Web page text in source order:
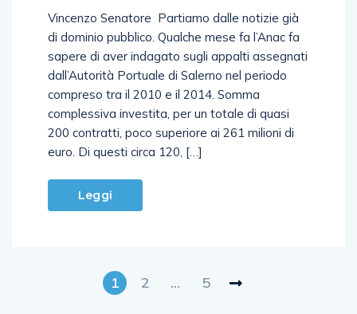
Vincenzo Senatore Partiamo dalle notizie già
di dominio pubblico. Qualche mese fa l’Anac fa
sapere di aver indagato sugli appalti assegnati
dall’Autorità Portuale di Salerno nel periodo
compreso tra il 2010 e il 2014. Somma
complessiva investita, per un totale di quasi
200 contratti, poco superiore ai 261 milioni di
euro. Di questi circa 120, […]
Leggi
1 2 … 5